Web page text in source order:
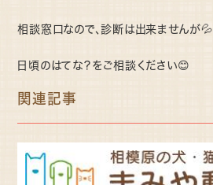
相談窓口なので、診断は出来ませんが💦
日頃のはてな？をご相談ください😊
関連記事